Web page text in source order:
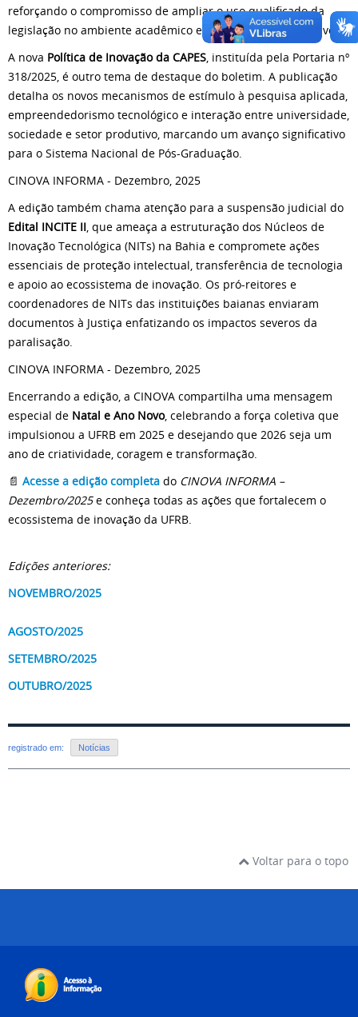
reforçando o compromisso de ampliar o uso qualificado da
legislação no ambiente acadêmico e junto ao setor produtivo.
A nova Política de Inovação da CAPES, instituída pela Portaria nº
318/2025, é outro tema de destaque do boletim. A publicação
detalha os novos mecanismos de estímulo à pesquisa aplicada,
empreendedorismo tecnológico e interação entre universidade,
sociedade e setor produtivo, marcando um avanço significativo
para o Sistema Nacional de Pós-Graduação.
CINOVA INFORMA - Dezembro, 2025
A edição também chama atenção para a suspensão judicial do
Edital INCITE II, que ameaça a estruturação dos Núcleos de
Inovação Tecnológica (NITs) na Bahia e compromete ações
essenciais de proteção intelectual, transferência de tecnologia
e apoio ao ecossistema de inovação. Os pró-reitores e
coordenadores de NITs das instituições baianas enviaram
documentos à Justiça enfatizando os impactos severos da
paralisação.
CINOVA INFORMA - Dezembro, 2025
Encerrando a edição, a CINOVA compartilha uma mensagem
especial de Natal e Ano Novo, celebrando a força coletiva que
impulsionou a UFRB em 2025 e desejando que 2026 seja um
ano de criatividade, coragem e transformação.
📄 Acesse a edição completa do CINOVA INFORMA –
Dezembro/2025e conheça todas as ações que fortalecem o
ecossistema de inovação da UFRB.
Edições anteriores:
NOVEMBRO/2025
AGOSTO/2025
SETEMBRO/2025
OUTUBRO/2025
registrado em: Notícias
Voltar para o topo